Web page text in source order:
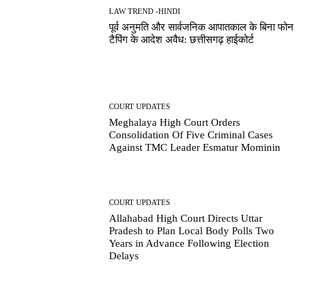
LAW TREND -HINDI
पूर्व अनुमति और सार्वजनिक आपातकाल के बिना फोन
टैपिंग के आदेश अवैध: छत्तीसगढ़ हाईकोर्ट
COURT UPDATES
Meghalaya High Court Orders
Consolidation Of Five Criminal Cases
Against TMC Leader Esmatur Mominin
COURT UPDATES
Allahabad High Court Directs Uttar
Pradesh to Plan Local Body Polls Two
Years in Advance Following Election
Delays